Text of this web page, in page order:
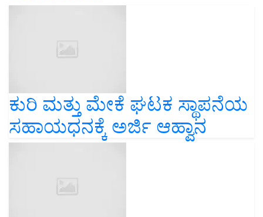
ಕುರಿ ಮತ್ತು ಮೇಕೆ ಘಟಕ ಸ್ಥಾಪನೆಯ
ಸಹಾಯಧನಕ್ಕೆ ಅರ್ಜಿ ಆಹ್ವಾನ